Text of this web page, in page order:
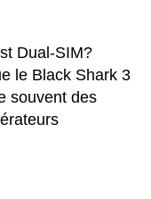
Dual-SIM?
le Black Shark 3
souvent des